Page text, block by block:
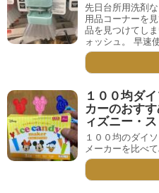
先日台所用洗剤
用品コーナーを
品を見つけてし
ォッシュ。 早速
１００均ダ
カーのおす
ィズニー・
１００均のダイ
メーカーを比べて